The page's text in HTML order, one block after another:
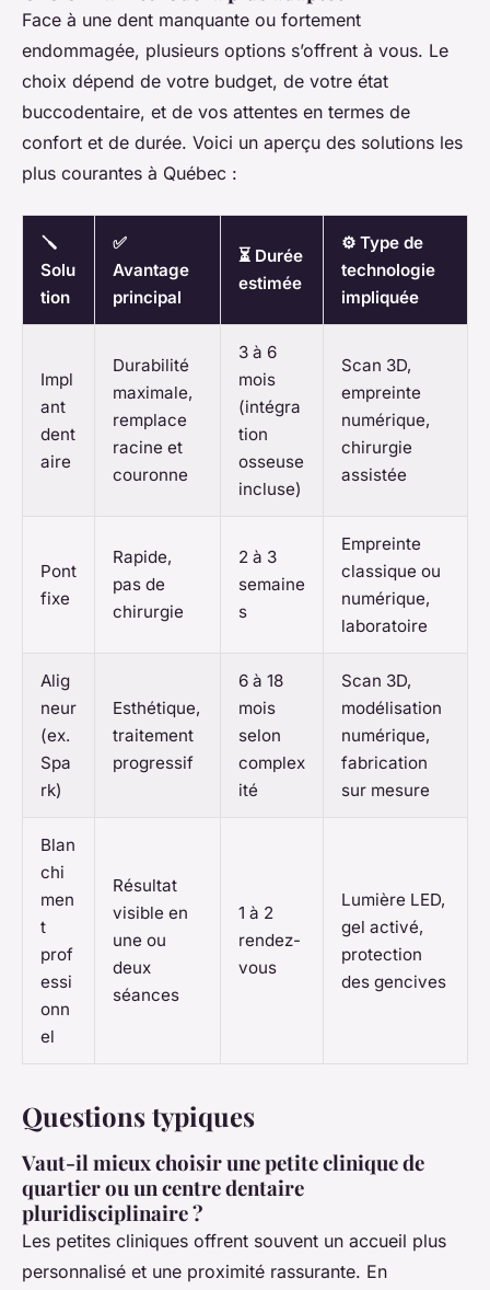
Face à une dent manquante ou fortement
endommagée, plusieurs options s’offrent à vous. Le
choix dépend de votre budget, de votre état
buccodentaire, et de vos attentes en termes de
confort et de durée. Voici un aperçu des solutions les
plus courantes à Québec :
🪛
Solu
tion
✅
Avantage
principal
⏳ Durée
estimée
⚙️ Type de
technologie
impliquée
Impl
ant
dent
aire
Durabilité
maximale,
remplace
racine et
couronne
3 à 6
mois
(intégra
tion
osseuse
incluse)
Scan 3D,
empreinte
numérique,
chirurgie
assistée
Pont
fixe
Rapide,
pas de
chirurgie
2 à 3
semaine
s
Empreinte
classique ou
numérique,
laboratoire
Alig
neur
(ex.
Spa
rk)
Esthétique,
traitement
progressif
6 à 18
mois
selon
complex
ité
Scan 3D,
modélisation
numérique,
fabrication
sur mesure
Blan
chi
men
t
prof
essi
onn
el
Résultat
visible en
une ou
deux
séances
1 à 2
rendez-
vous
Lumière LED,
gel activé,
protection
des gencives
Questions typiques
Vaut-il mieux choisir une petite clinique de
quartier ou un centre dentaire
pluridisciplinaire ?
Les petites cliniques offrent souvent un accueil plus
personnalisé et une proximité rassurante. En